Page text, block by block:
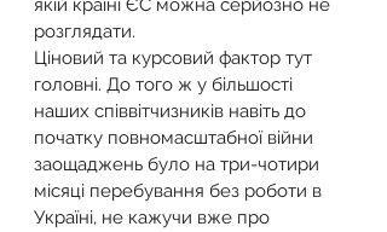
якій країні ЄС можна серйозно не
розглядати.
Ціновий та курсовий фактор тут
головні. До того ж у більшості
наших співвітчизників навіть до
початку повномасштабної війни
заощаджень було на три-чотири
місяці перебування без роботи в
Україні, не кажучи вже про